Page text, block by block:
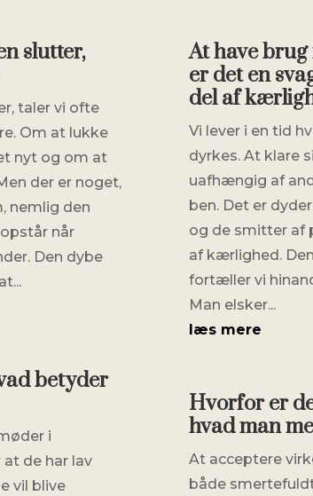
slutter,
taler vi ofte
Om at lukke
nyt og om at
der er noget,
nemlig den
når
Den dybe
betyder
i
de har lav
vil blive
At have
er det en
del af
Vi lever i en tid
dyrkes. At klare
uafhængig af
ben. Det er
og de smitter af
af kærlighed.
fortæller vi
Man elsker...
læs mere
Hvorfor er
hvad man
At acceptere
både